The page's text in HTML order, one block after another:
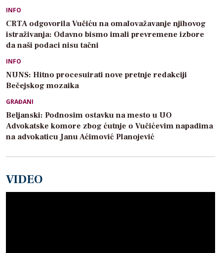
INFO
CRTA odgovorila Vučiću na omalovažavanje njihovog
istraživanja: Odavno bismo imali prevremene izbore
da naši podaci nisu tačni
INFO
NUNS: Hitno procesuirati nove pretnje redakciji
Bečejskog mozaika
GRAĐANI
Beljanski: Podnosim ostavku na mesto u UO
Advokatske komore zbog ćutnje o Vučićevim napadima
na advokaticu Janu Aćimović Planojević
VIDEO